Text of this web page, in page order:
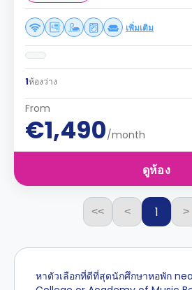
เพิ่มเติม
1ห้องว่าง
From
€1,490/month
ดูห้อง
<< < 1 >
หาตัวเลือกที่ดีที่สุดนักศึกษาหอพัก